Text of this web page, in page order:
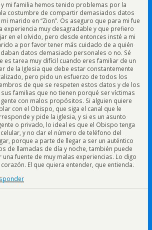
y mi familia hemos tenido problemas por la
costumbre de compartir demasiados datos
marido en “Zion”. Os aseguro que para mi fue
experiencia muy desagradable y que prefiero
en el olvido, pero desde entonces insté a mi
a por favor tener más cuidado de a quién
datos demasiado personales o no. Sé
es tarea muy difícil cuando eres familiar de un
de la Iglesia que debe estar constantemente
pero pido un esfuerzo de todos los
de que se respeten estos datos y de los
sus familias que no tienen porqué ser víctimas
gente con malos propósitos. Si alguien quiere
con el Obispo, que siga el canal que le
y pide la iglesia, y si es un asunto
o privado, lo ideal es que el Obispo tenga
celular, y no dar el número de teléfono del
porque a parte de llegar a ser un auténtico
de llamadas de día y noche, también puede
una fuente de muy malas experiencias. Lo digo
El que quiera entender, que entienda.